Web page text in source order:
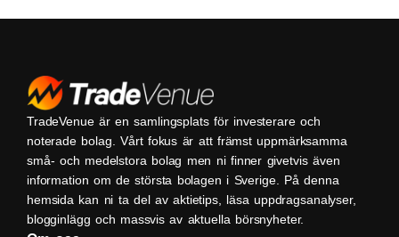
TradeVenue är en samlingsplats för investerare och
noterade bolag. Vårt fokus är att främst uppmärksamma
små- och medelstora bolag men ni finner givetvis även
information om de största bolagen i Sverige. På denna
hemsida kan ni ta del av aktietips, läsa uppdragsanalyser,
blogginlägg och massvis av aktuella börsnyheter.